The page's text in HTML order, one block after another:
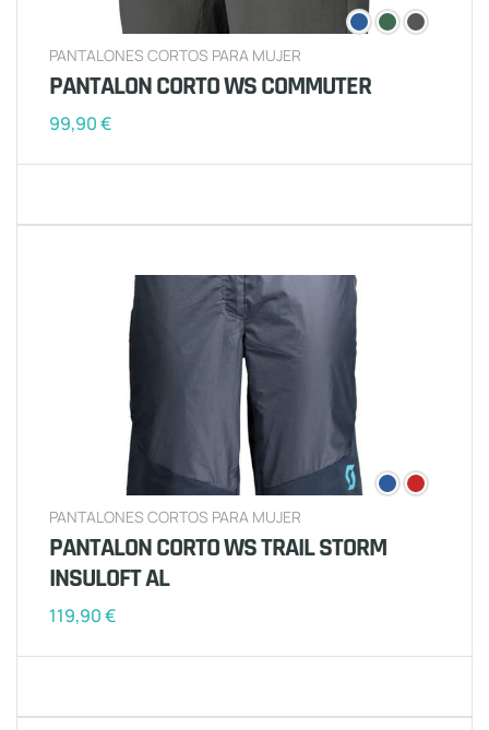
PANTALONES CORTOS PARA MUJER
PANTALON CORTO WS COMMUTER
99,90€
PANTALONES CORTOS PARA MUJER
PANTALON CORTO WS TRAIL STORM
INSULOFT AL
119,90€